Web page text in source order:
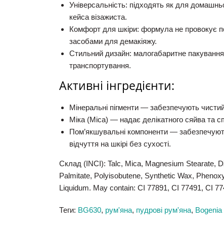
Універсальність: підходять як для
кейса візажиста.
Комфорт для шкіри: формула не провокує
засобами для демакіяжу.
Стильний дизайн: малогабаритне
транспортування.
Активні інгредієнти:
Мінеральні пігменти — забезпечують
Міка (Mica) — надає делікатного сяйва та
Пом’якшувальні компоненти —
відчуття на шкірі без сухості.
Склад (INCI): Talc, Mica, Magnesium Stearate,
Palmitate, Polyisobutene, Synthetic Wax,
Liquidum. May contain: CI 77891, CI 77491, CI
Теги: BG630, рум'яна, пудрові рум'яна, Bogenia